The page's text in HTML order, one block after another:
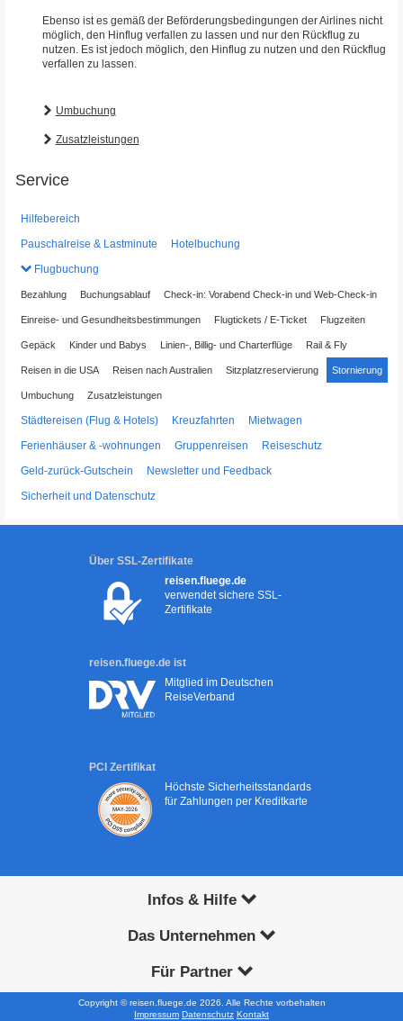
Ebenso ist es gemäß der Beförderungsbedingungen der Airlines nicht
möglich, den Hinflug verfallen zu lassen und nur den Rückflug zu
nutzen. Es ist jedoch möglich, den Hinflug zu nutzen und den Rückflug
verfallen zu lassen.
Umbuchung
Zusatzleistungen
Service
Hilfebereich
Pauschalreise & Lastminute
Hotelbuchung
Flugbuchung
Bezahlung Buchungsablauf Check-in: Vorabend Check-in und Web-Check-in
Einreise- und Gesundheitsbestimmungen Flugtickets / E-Ticket Flugzeiten
Gepäck Kinder und Babys Linien-, Billig- und Charterflüge Rail & Fly
Reisen in die USA Reisen nach Australien Sitzplatzreservierung Stornierung
Umbuchung Zusatzleistungen
Städtereisen (Flug & Hotels) Kreuzfahrten
Mietwagen
Ferienhäuser & -wohnungen
Gruppenreisen
Reiseschutz
Geld-zurück-Gutschein
Newsletter und Feedback
Sicherheit und Datenschutz
Über SSL-Zertifikate
reisen.fluege.de
verwendet sichere SSL-
Zertifikate
reisen.fluege.de ist
Mitglied im Deutschen
ReiseVerband
PCI Zertifikat
Höchste Sicherheitsstandards
für Zahlungen per Kreditkarte
Infos & Hilfe
Das Unternehmen
Für Partner
Copyright © reisen.fluege.de 2026. Alle Rechte vorbehalten
Impressum Datenschutz Kontakt